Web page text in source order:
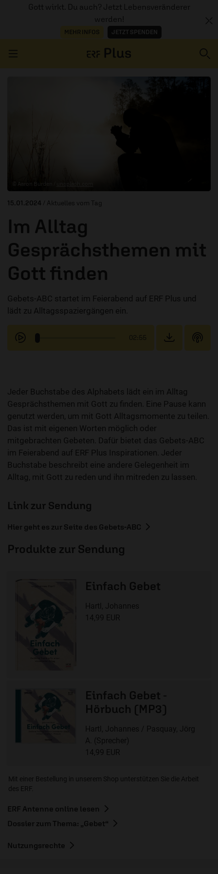
Gott wirkt. Du auch? Jetzt Lebensveränderer
werden!
MEHR INFOS JETZT SPENDEN
15.01.2024 / Aktuelles vom Tag
Im Alltag
Gesprächsthemen mit
Gott finden
Gebets-ABC startet im Feierabend auf ERF Plus und
lädt zu Alltagsspaziergängen ein.
02:55
Jeder Buchstabe des Alphabets lädt ein im Alltag
Gesprächsthemen mit Gott zu finden. Eine Pause kann
genutzt werden, um mit Gott Alltagsmomente zu teilen.
Das ist mit eigenen Worten möglich oder
mitgebrachten Gebeten. Dafür bietet das Gebets-ABC
im Feierabend auf ERF Plus Inspirationen. Jeder
Buchstabe beschreibt eine andere Gelegenheit im
Alltag, mit Gott zu reden und ihn mitreden zu lassen.
Link zur Sendung
Hier geht es zur Seite des Gebets-ABC
Produkte zur Sendung
Einfach Gebet
Hartl, Johannes
14,99 EUR
Einfach Gebet -
Hörbuch (MP3)
Hartl, Johannes / Pasquay, Jörg
A. (Sprecher)
14,99 EUR
Mit einer Bestellung in unserem Shop unterstützen Sie die Arbeit
des ERF.
ERF Antenne online lesen
Dossier zum Thema: „Gebet“
Nutzungsrechte